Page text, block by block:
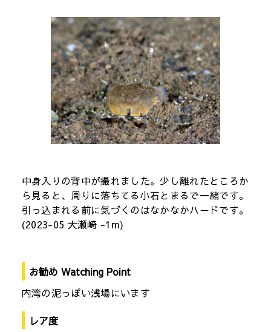
中身入りの背中が撮れました。少し離れたところか
ら見ると、周りに落ちてる小石とまるで一緒です。
引っ込まれる前に気づくのはなかなかハードです。
(2023-05 大瀬崎 -1m)
お勧め Watching Point
内湾の泥っぽい浅場にいます
レア度